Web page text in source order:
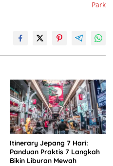
Park
Itinerary Jepang 7 Hari:
Panduan Praktis 7 Langkah
Bikin Liburan Mewah